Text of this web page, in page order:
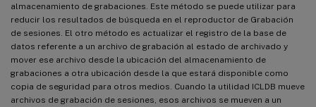
almacenamiento de grabaciones. Este método se puede utilizar para
reducir los resultados de búsqueda en el reproductor de Grabación
de sesiones. El otro método es actualizar el registro de la base de
datos referente a un archivo de grabación al estado de archivado y
mover ese archivo desde la ubicación del almacenamiento de
grabaciones a otra ubicación desde la que estará disponible como
copia de seguridad para otros medios. Cuando la utilidad ICLDB mueve
archivos de grabación de sesiones, esos archivos se mueven a un